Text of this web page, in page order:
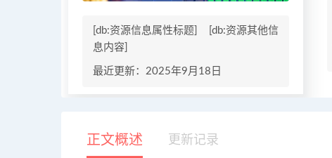
[db:资源信息属性标题]
[db:资源其他信
息内容]
最近更新：2025年9月18日
正文概述 更新记录